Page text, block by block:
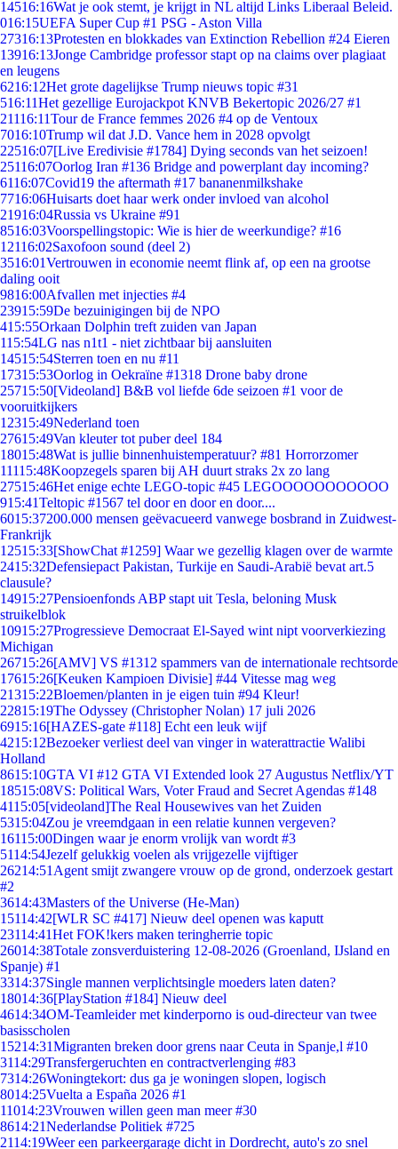
14516:16Wat je ook stemt, je krijgt in NL altijd Links Liberaal Beleid.
016:15UEFA Super Cup #1 PSG - Aston Villa
27316:13Protesten en blokkades van Extinction Rebellion #24 Eieren
13916:13Jonge Cambridge professor stapt op na claims over plagiaat
en leugens
6216:12Het grote dagelijkse Trump nieuws topic #31
516:11Het gezellige Eurojackpot KNVB Bekertopic 2026/27 #1
21116:11Tour de France femmes 2026 #4 op de Ventoux
7016:10Trump wil dat J.D. Vance hem in 2028 opvolgt
22516:07[Live Eredivisie #1784] Dying seconds van het seizoen!
25116:07Oorlog Iran #136 Bridge and powerplant day incoming?
6116:07Covid19 the aftermath #17 bananenmilkshake
7716:06Huisarts doet haar werk onder invloed van alcohol
21916:04Russia vs Ukraine #91
8516:03Voorspellingstopic: Wie is hier de weerkundige? #16
12116:02Saxofoon sound (deel 2)
3516:01Vertrouwen in economie neemt flink af, op een na grootse
daling ooit
9816:00Afvallen met injecties #4
23915:59De bezuinigingen bij de NPO
415:55Orkaan Dolphin treft zuiden van Japan
115:54LG nas n1t1 - niet zichtbaar bij aansluiten
14515:54Sterren toen en nu #11
17315:53Oorlog in Oekraïne #1318 Drone baby drone
25715:50[Videoland] B&B vol liefde 6de seizoen #1 voor de
vooruitkijkers
12315:49Nederland toen
27615:49Van kleuter tot puber deel 184
18015:48Wat is jullie binnenhuistemperatuur? #81 Horrorzomer
11115:48Koopzegels sparen bij AH duurt straks 2x zo lang
27515:46Het enige echte LEGO-topic #45 LEGOOOOOOOOOOO
915:41Teltopic #1567 tel door en door en door....
6015:37200.000 mensen geëvacueerd vanwege bosbrand in Zuidwest-
Frankrijk
12515:33[ShowChat #1259] Waar we gezellig klagen over de warmte
2415:32Defensiepact Pakistan, Turkije en Saudi-Arabië bevat art.5
clausule?
14915:27Pensioenfonds ABP stapt uit Tesla, beloning Musk
struikelblok
10915:27Progressieve Democraat El-Sayed wint nipt voorverkiezing
Michigan
26715:26[AMV] VS #1312 spammers van de internationale rechtsorde
17615:26[Keuken Kampioen Divisie] #44 Vitesse mag weg
21315:22Bloemen/planten in je eigen tuin #94 Kleur!
22815:19The Odyssey (Christopher Nolan) 17 juli 2026
6915:16[HAZES-gate #118] Echt een leuk wijf
4215:12Bezoeker verliest deel van vinger in waterattractie Walibi
Holland
8615:10GTA VI #12 GTA VI Extended look 27 Augustus Netflix/YT
18515:08VS: Political Wars, Voter Fraud and Secret Agendas #148
4115:05[videoland]The Real Housewives van het Zuiden
5315:04Zou je vreemdgaan in een relatie kunnen vergeven?
16115:00Dingen waar je enorm vrolijk van wordt #3
5114:54Jezelf gelukkig voelen als vrijgezelle vijftiger
26214:51 Agent smijt zwangere vrouw op de grond, onderzoek gestart
#2
3614:43Masters of the Universe (He-Man)
15114:42[WLR SC #417] Nieuw deel openen was kaputt
23114:41Het FOK!kers maken teringherrie topic
26014:38Totale zonsverduistering 12-08-2026 (Groenland, IJsland en
Spanje) #1
3314:37Single mannen verplichtsingle moeders laten daten?
18014:36[PlayStation #184] Nieuw deel
4614:34OM-Teamleider met kinderporno is oud-directeur van twee
basisscholen
15214:31Migranten breken door grens naar Ceuta in Spanje,l #10
3114:29Transfergeruchten en contractverlenging #83
7314:26Woningtekort: dus ga je woningen slopen, logisch
8014:25Vuelta a España 2026 #1
11014:23Vrouwen willen geen man meer #30
8614:21Nederlandse Politiek #725
2114:19Weer een parkeergarage dicht in Dordrecht, auto's zo snel